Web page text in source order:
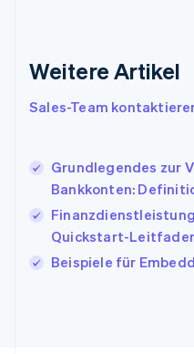
Weitere Artikel
Sales-Team
Grundlegendes zur
Bankkonten:
Quickstart-
Beispiele für
Japan
Kanada
English Italiano
Lettland
Liechtenstein
DeutschEnglish
Litauen